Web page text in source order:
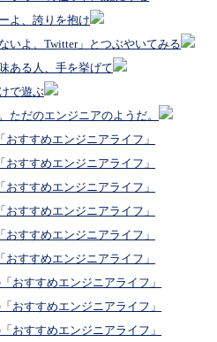
よ、誇りを抱け
いよ、Twitter」とつぶやいてみる
ある人、手を挙げて
で遊ぶ
ただのエンジニアのようだ。
おすすめエンジニアライフ」
おすすめエンジニアライフ」
おすすめエンジニアライフ」
おすすめエンジニアライフ」
おすすめエンジニアライフ」
おすすめエンジニアライフ」
おすすめエンジニアライフ」
おすすめエンジニアライフ」
おすすめエンジニアライフ」